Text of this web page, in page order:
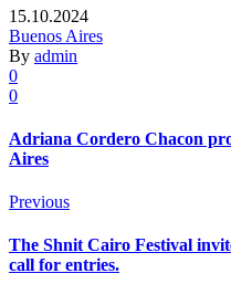
15.10.2024
Buenos Aires
By admin
0
0
Adriana Cordero Chacon
Aires
Previous
The Shnit Cairo Festival
call for entries.